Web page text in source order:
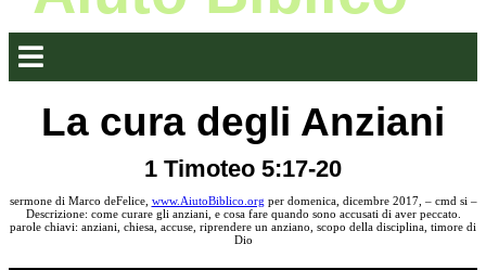
La cura degli Anziani
1 Timoteo 5:17-20
sermone di Marco deFelice, www.AiutoBiblico.org per domenica, dicembre 2017, – cmd si –
Descrizione: come curare gli anziani, e cosa fare quando sono accusati di aver peccato.
parole chiavi: anziani, chiesa, accuse, riprendere un anziano, scopo della disciplina, timore di
Dio